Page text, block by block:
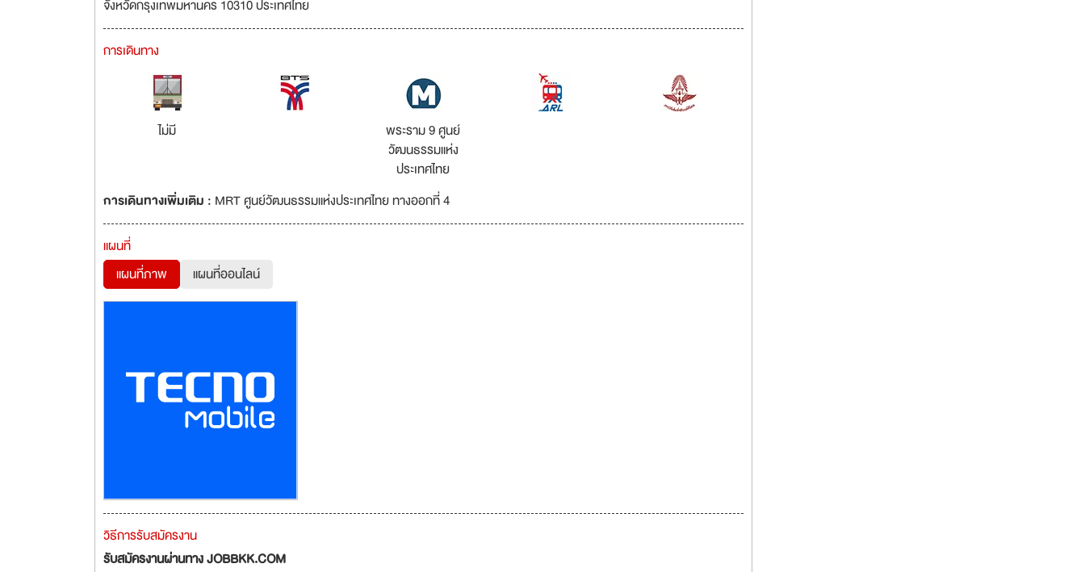
จังหวัดกรุงเทพมหานคร 10310 ประเทศไทย
การเดินทาง
ไม่มี
พระราม 9 ศูนย์
วัฒนธรรมแห่ง
ประเทศไทย
การเดินทางเพิ่มเติม : MRT ศูนย์วัฒนธรรมแห่งประเทศไทย ทางออกที่ 4
แผนที่
แผนที่ภาพ
แผนที่ออนไลน์
วิธีการรับสมัครงาน
รับสมัครงานผ่านทาง JOBBKK.COM